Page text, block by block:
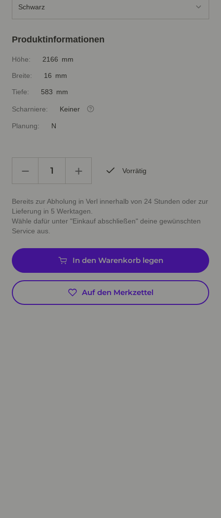
Schwarz
Produktinformationen
Höhe: 2166 mm
Breite: 16 mm
Tiefe: 583 mm
Scharniere: Keiner
Planung: N
Vorrätig
Bereits zur Abholung in Verl innerhalb von 24 Stunden oder zur
Lieferung in 5 Werktagen.
Wähle dafür unter "Einkauf abschließen" deine gewünschten
Service aus.
In den Warenkorb legen
Auf den Merkzettel